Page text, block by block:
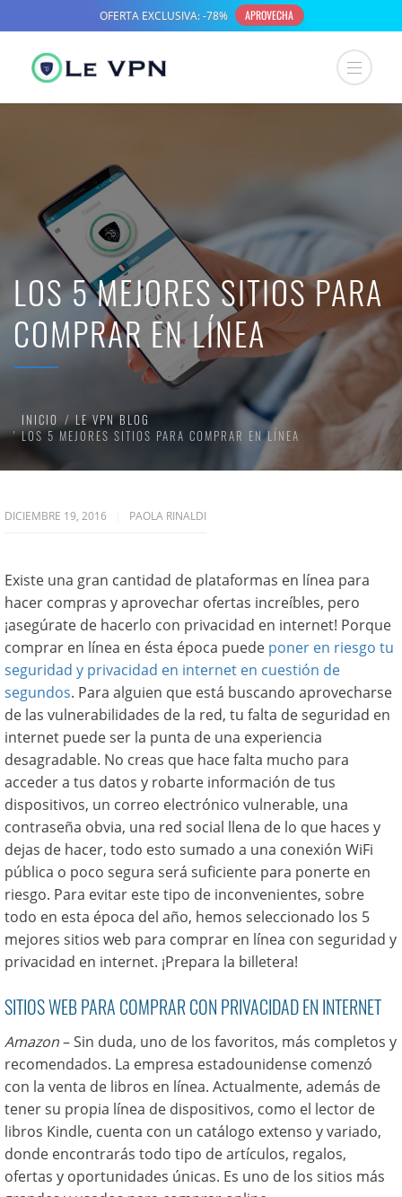
LOS 5 MEJORES SITIOS PARA
COMPRAR EN LÍNEA
INICIO
LE VPN BLOG
LOS 5 MEJORES SITIOS PARA COMPRAR EN LÍNEA
DICIEMBRE 19, 2016 PAOLA RINALDI
Existe una gran cantidad de plataformas en línea para
hacer compras y aprovechar ofertas increíbles, pero
¡asegúrate de hacerlo con privacidad en internet! Porque
comprar en línea en ésta época puede poner en riesgo tu
seguridad y privacidad en internet en cuestión de
segundos. Para alguien que está buscando aprovecharse
de las vulnerabilidades de la red, tu falta de seguridad en
internet puede ser la punta de una experiencia
desagradable. No creas que hace falta mucho para
acceder a tus datos y robarte información de tus
dispositivos, un correo electrónico vulnerable, una
contraseña obvia, una red social llena de lo que haces y
dejas de hacer, todo esto sumado a una conexión WiFi
pública o poco segura será suficiente para ponerte en
riesgo. Para evitar este tipo de inconvenientes, sobre
todo en esta época del año, hemos seleccionado los 5
mejores sitios web para comprar en línea con seguridad y
privacidad en internet. ¡Prepara la billetera!
SITIOS WEB PARA COMPRAR CON PRIVACIDAD EN INTERNET
Amazon– Sin duda, uno de los favoritos, más completos y
recomendados. La empresa estadounidense comenzó
con la venta de libros en línea. Actualmente, además de
tener su propia línea de dispositivos, como el lector de
libros Kindle, cuenta con un catálogo extenso y variado,
donde encontrarás todo tipo de artículos, regalos,
ofertas y oportunidades únicas. Es uno de los sitios más